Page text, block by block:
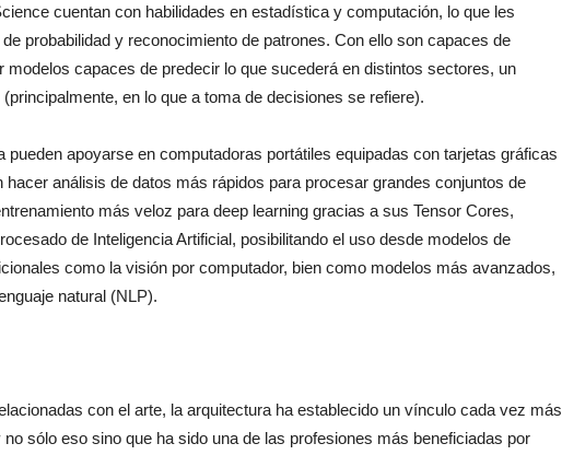
cuentan con habilidades en estadística y computación, lo que les
probabilidad y reconocimiento de patrones. Con ello son capaces de
modelos capaces de predecir lo que sucederá en distintos sectores, un
en lo que a toma de decisiones se refiere).
pueden apoyarse en computadoras portátiles equipadas con tarjetas gráficas
análisis de datos más rápidos para procesar grandes conjuntos de
más veloz para deep learning gracias a sus Tensor Cores,
de Inteligencia Artificial, posibilitando el uso desde modelos de
como la visión por computador, bien como modelos más avanzados,
natural (NLP).
con el arte, la arquitectura ha establecido un vínculo cada vez más
sólo eso sino que ha sido una de las profesiones más beneficiadas por